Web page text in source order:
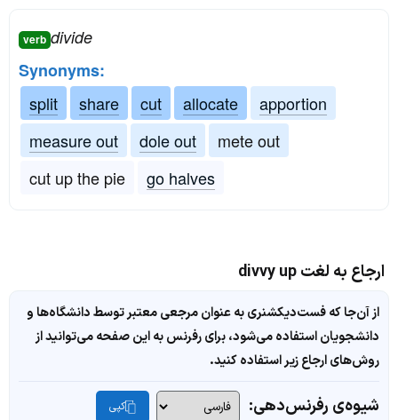
verb divide
Synonyms:
split
share cut allocate
apportion
measure out
dole out
mete out
cut up the pie
go halves
ارجاع به لغت divvy up
از آن‌جا که فست‌دیکشنری به عنوان مرجعی معتبر توسط دانشگاه‌ها و
دانشجویان استفاده می‌شود، برای رفرنس به این صفحه می‌توانید از
روش‌های ارجاع زیر استفاده کنید.
شیوه‌ی رفرنس‌دهی: کپی